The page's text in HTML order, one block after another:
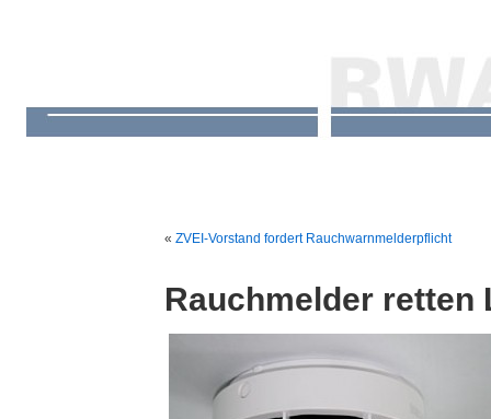
« ZVEI-Vorstand fordert Rauchwarnmelderpflicht
Rauchmelder retten